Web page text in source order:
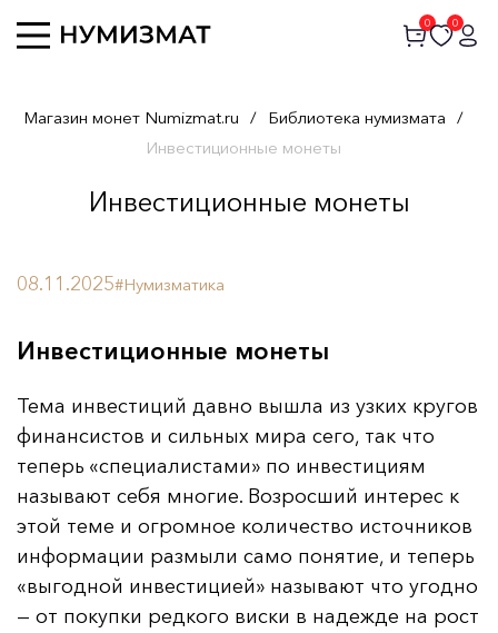
0 0
Магазин монет Numizmat.ru / Библиотека нумизмата /
Инвестиционные монеты
Инвестиционные монеты
08.11.2025#Нумизматика
Инвестиционные монеты
Тема инвестиций давно вышла из узких кругов
финансистов и сильных мира сего, так что
теперь «специалистами» по инвестициям
называют себя многие. Возросший интерес к
этой теме и огромное количество источников
информации размыли само понятие, и теперь
«выгодной инвестицией» называют что угодно
— от покупки редкого виски в надежде на рост